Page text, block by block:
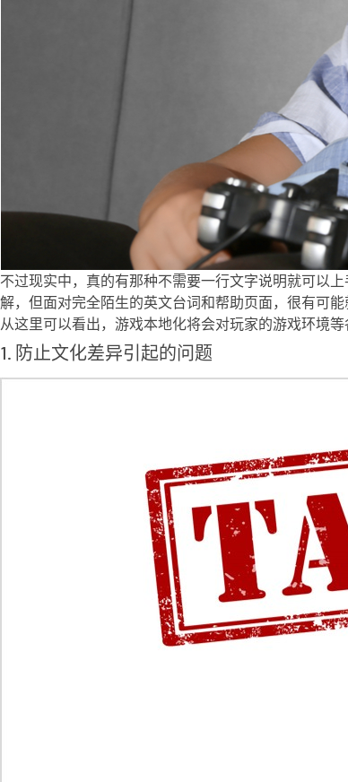
不过现实中，真的有那种不需要一行文字说明就可以
解，但面对完全陌生的英文台词和帮助页面，很有可能
从这里可以看出，游戏本地化将会对玩家的游戏环境
1. 防止文化差异引起的问题